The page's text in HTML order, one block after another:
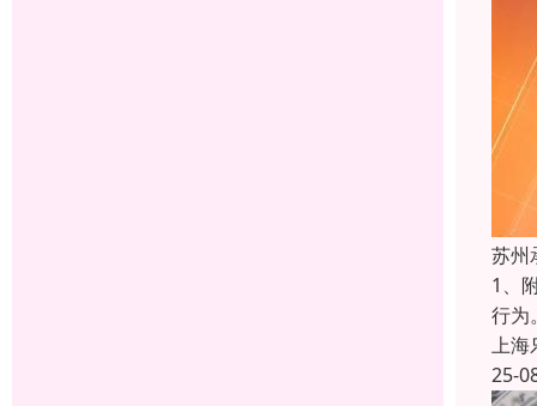
苏州
1、
行为
上海
25-